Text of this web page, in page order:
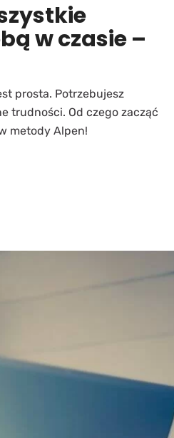
w czasie –
prosta. Potrzebujesz
trudności. Od czego zacząć
metody Alpen!